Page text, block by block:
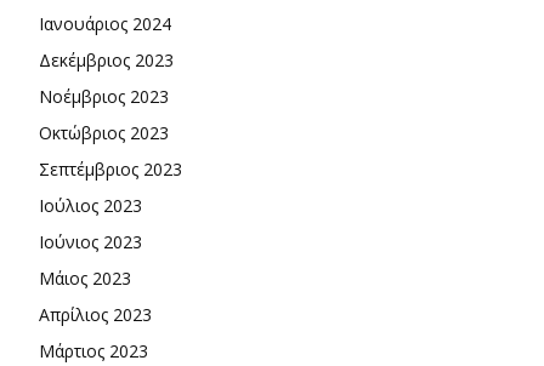
Ιανουάριος 2024
Δεκέμβριος 2023
Νοέμβριος 2023
Οκτώβριος 2023
Σεπτέμβριος 2023
Ιούλιος 2023
Ιούνιος 2023
Μάιος 2023
Απρίλιος 2023
Μάρτιος 2023